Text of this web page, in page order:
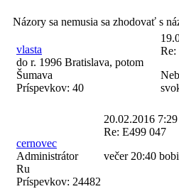
Názory sa nemusia sa zhodovať s
vlasta
do r. 1996 Bratislava, potom
Šumava
Príspevkov: 40
Re:
cernovec
Administrátor
Ru
Príspevkov: 24482
20.02.2016 7:29
Re: E499 047
večer 20:40